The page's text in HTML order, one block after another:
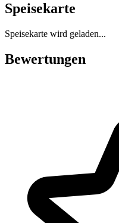
Speisekarte
Speisekarte wird geladen...
Bewertungen